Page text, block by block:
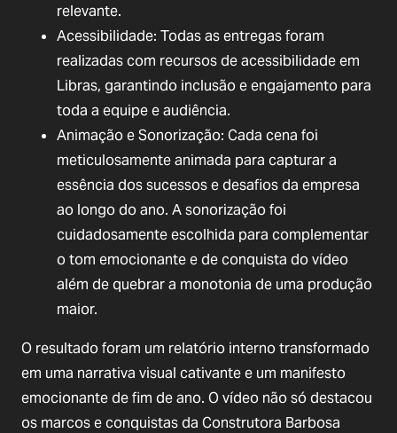
relevante.
Acessibilidade: Todas as entregas foram
realizadas com recursos de acessibilidade em
Libras, garantindo inclusão e engajamento para
toda a equipe e audiência.
Animação e Sonorização: Cada cena foi
meticulosamente animada para capturar a
essência dos sucessos e desafios da empresa
ao longo do ano. A sonorização foi
cuidadosamente escolhida para complementar
o tom emocionante e de conquista do vídeo
além de quebrar a monotonia de uma produção
maior.
O resultado foram um relatório interno transformado
em uma narrativa visual cativante e um manifesto
emocionante de fim de ano. O vídeo não só destacou
os marcos e conquistas da Construtora Barbosa